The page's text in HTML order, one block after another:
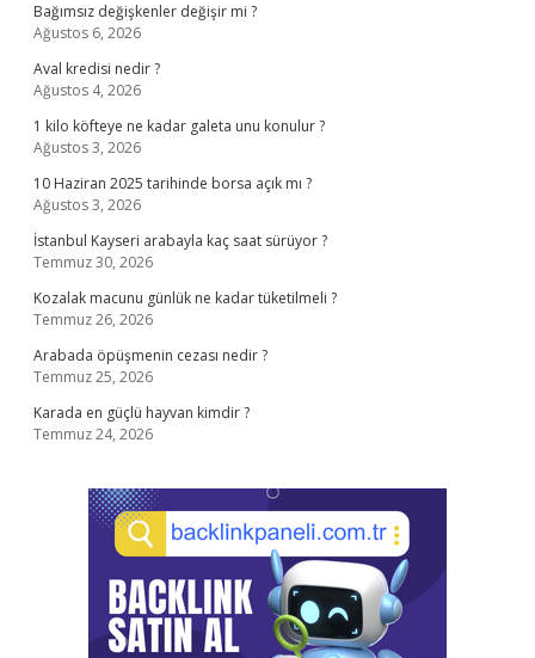
Bağımsız değişkenler değişir mi ?
Ağustos 6, 2026
Aval kredisi nedir ?
Ağustos 4, 2026
1 kilo köfteye ne kadar galeta unu konulur ?
Ağustos 3, 2026
10 Haziran 2025 tarihinde borsa açık mı ?
Ağustos 3, 2026
İstanbul Kayseri arabayla kaç saat sürüyor ?
Temmuz 30, 2026
Kozalak macunu günlük ne kadar tüketilmeli ?
Temmuz 26, 2026
Arabada öpüşmenin cezası nedir ?
Temmuz 25, 2026
Karada en güçlü hayvan kimdir ?
Temmuz 24, 2026